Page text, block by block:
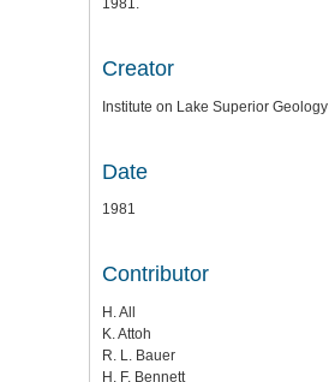
1981.
Creator
Institute on Lake Superior Geology
Date
1981
Contributor
H. All
K. Attoh
R. L. Bauer
H. F. Bennett